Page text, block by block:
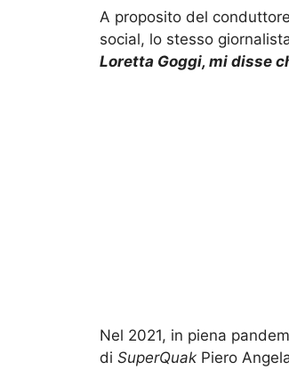
A proposito del
social, lo stesso
Loretta Goggi, mi disse
Nel 2021, in piena
di SuperQuak Piero